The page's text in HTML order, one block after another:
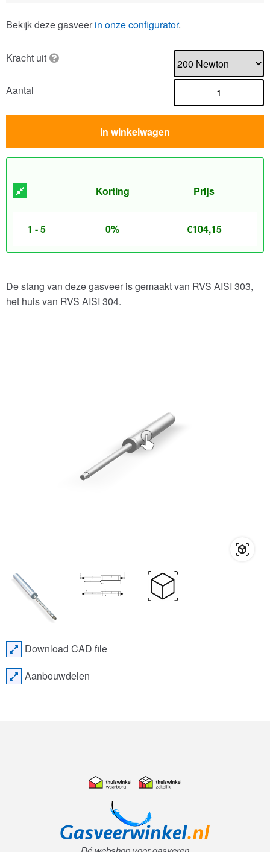
Bekijk deze gasveer in onze configurator.
Kracht uit
Aantal
In winkelwagen
Korting Prijs
1 - 5 0% €104,15
De stang van deze gasveer is gemaakt van RVS AISI 303,
het huis van RVS AISI 304.
Download CAD file
Aanbouwdelen